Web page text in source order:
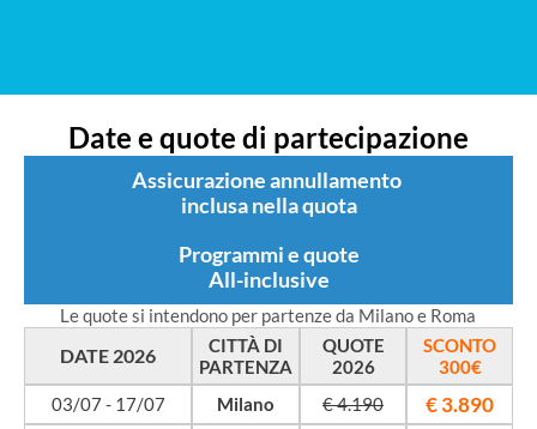
Date e quote di partecipazione
Assicurazione annullamento
inclusa nella quota
Programmi e quote
All-inclusive
Le quote si intendono per partenze da Milano e Roma
DATE 2026
CITTÀ DI
PARTENZA
QUOTE
2026
SCONTO
300€
03/07 - 17/07
Milano € 4.190 € 3.890